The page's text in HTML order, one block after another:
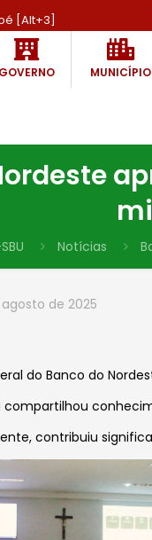
[Alt+3]
GOVERNO MUNICÍPIO
Notícias
agosto de 2025
do Banco do
contribuiu